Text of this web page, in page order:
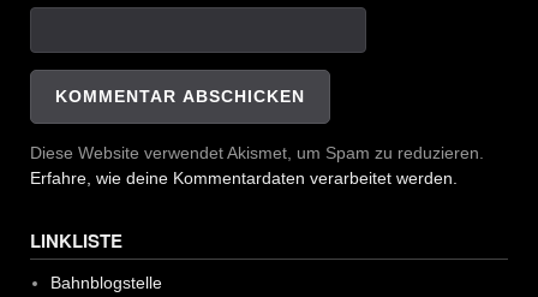
Diese Website verwendet Akismet, um Spam zu reduzieren.
Erfahre, wie deine Kommentardaten verarbeitet werden.
LINKLISTE
Bahnblogstelle